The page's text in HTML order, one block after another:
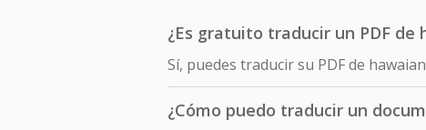
¿Es gratuito traducir un PDF de
Sí, puedes traducir su PDF de
¿Cómo puedo traducir un